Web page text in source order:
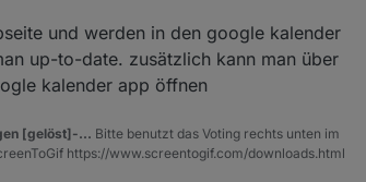
und werden in den google kalender
up-to-date. zusätzlich kann man über
kalender app öffnen
[gelöst]-... Bitte benutzt das Voting rechts unten im
https://www.screentogif.com/downloads.html